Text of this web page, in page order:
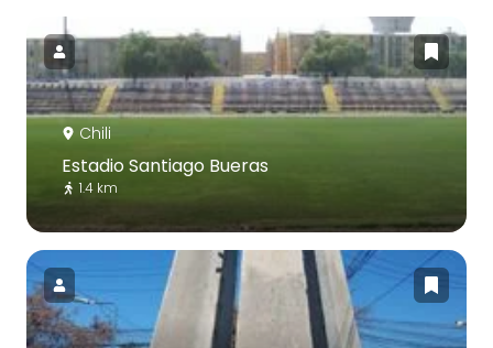
Chili
Estadio Santiago Bueras
1.4 km